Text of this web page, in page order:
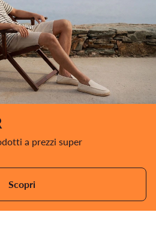
a prezzi super
Scopri